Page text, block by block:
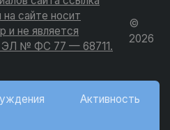
сайте носит
и не является
ЭЛ № ФС 77 — 68711.
©
2026
Активность